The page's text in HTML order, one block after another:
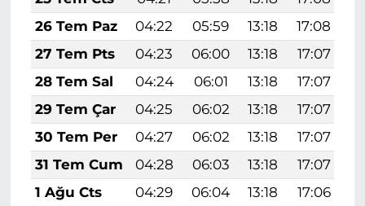
26 Tem Paz
04:22 05:59 13:18 17:08
27 Tem Pts
04:23 06:00 13:18 17:07
28 Tem Sal
04:24 06:01 13:18 17:07
29 Tem Çar
04:25 06:02 13:18 17:07
30 Tem Per
04:27 06:02 13:18 17:07
31 Tem Cum
04:28 06:03 13:18 17:07
1 Ağu Cts
04:29 06:04 13:18 17:06